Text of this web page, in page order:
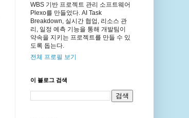
WBS 기반 프로젝트 관리 소프트웨어
Plexo를 만들었다. AI Task
Breakdown, 실시간 협업, 리소스 관
리, 일정 예측 기능을 통해 개발팀이
약속을 지키는 프로젝트를 만들 수 있
도록 돕는다.
전체 프로필 보기
이 블로그 검색